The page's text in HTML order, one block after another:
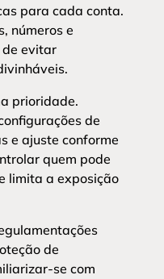
para cada conta.
números e
de evitar
prioridade.
de
e ajuste conforme
quem pode
limita a exposição
de
se com